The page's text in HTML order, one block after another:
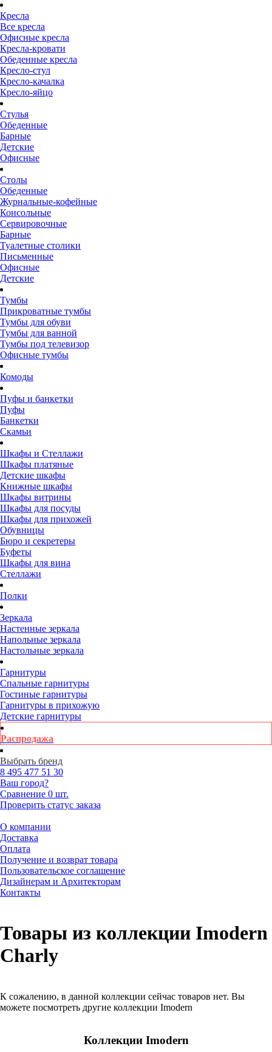
Кресла
Все кресла
Офисные кресла
Кресла-кровати
Обеденные кресла
Кресло-стул
Кресло-качалка
Кресло-яйцо
Стулья
Обеденные
Барные
Детские
Офисные
Столы
Обеденные
Журнальные-кофейные
Консольные
Сервировочные
Барные
Туалетные столики
Письменные
Офисные
Детские
Тумбы
Прикроватные тумбы
Тумбы для обуви
Тумбы для ванной
Тумбы под телевизор
Офисные тумбы
Комоды
Пуфы и банкетки
Пуфы
Банкетки
Скамьи
Шкафы и Стеллажи
Шкафы платяные
Детские шкафы
Книжные шкафы
Шкафы витрины
Шкафы для посуды
Шкафы для прихожей
Обувницы
Бюро и секретеры
Буфеты
Шкафы для вина
Стеллажи
Полки
Зеркала
Настенные зеркала
Напольные зеркала
Настольные зеркала
Гарнитуры
Спальные гарнитуры
Гостиные гарнитуры
Гарнитуры в прихожую
Детские гарнитуры
Распродажа
Выбрать бренд
8 495 477 51 30
Ваш город?
Сравнение 0 шт.
Проверить статус заказа
О компании
Доставка
Оплата
Получение и возврат товара
Пользовательское соглашение
Дизайнерам и Архитекторам
Контакты
Товары из коллекции Imodern
Charly
К сожалению, в данной коллекции сейчас товаров нет. Вы
можете посмотреть другие коллекции Imodern
Коллекции Imodern